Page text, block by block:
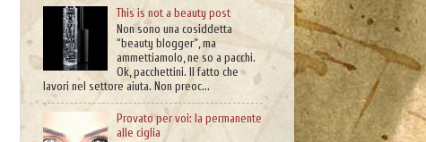
This is not a beauty post
Non sono una cosiddetta
“beauty blogger”, ma
ammettiamolo, ne so a pacchi.
Ok, pacchettini. Il fatto che
lavori nel settore aiuta. Non preoc...
Provato per voi: la permanente
alle ciglia